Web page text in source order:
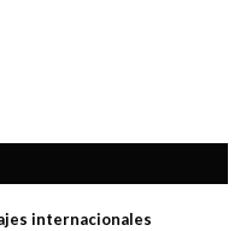
internacionales